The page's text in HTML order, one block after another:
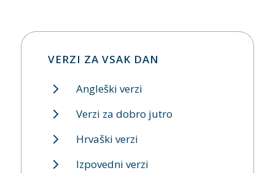
VERZI ZA VSAK DAN
Angleški verzi
Verzi za dobro jutro
Hrvaški verzi
Izpovedni verzi